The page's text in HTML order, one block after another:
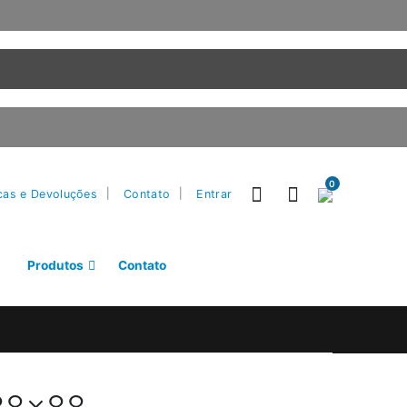
e Devoluções Contato Entrar
0
Produtos Contato